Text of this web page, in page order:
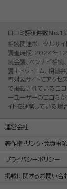
口コミ評価件数No.1
相続関連ポータルサイ
調査時期：2024年12
続会議、ベンナビ相続
護士ドットコム、相続
査対象サイトにアクセ
で掲載されている口
一ユーザーの口コミ
イトを運営している場
運営会社
著作権・リンク・免責事項
プライバシーポリシー
掲載に関するお問い合